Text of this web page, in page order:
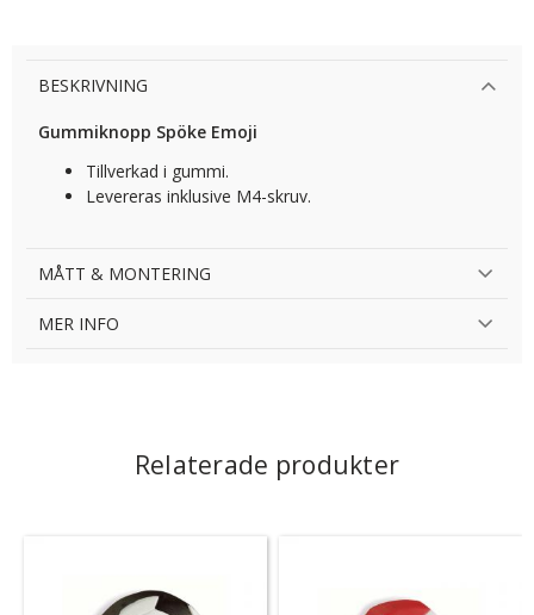
BESKRIVNING
Gummiknopp Spöke Emoji
Tillverkad i gummi.
Levereras inklusive M4-skruv.
MÅTT & MONTERING
MER INFO
Relaterade produkter